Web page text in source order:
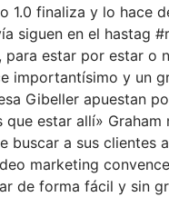
1.0 finaliza y lo hace
siguen en el hastag
para estar por estar o
importantísimo y un
Gibeller apuestan
que estar allí»
buscar a sus clientes
marketing
de forma fácil y sin